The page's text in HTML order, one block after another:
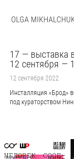
17 — выставка
12 сентября —
12 сентября 2022
Инсталляция «Брод»
под кураторством